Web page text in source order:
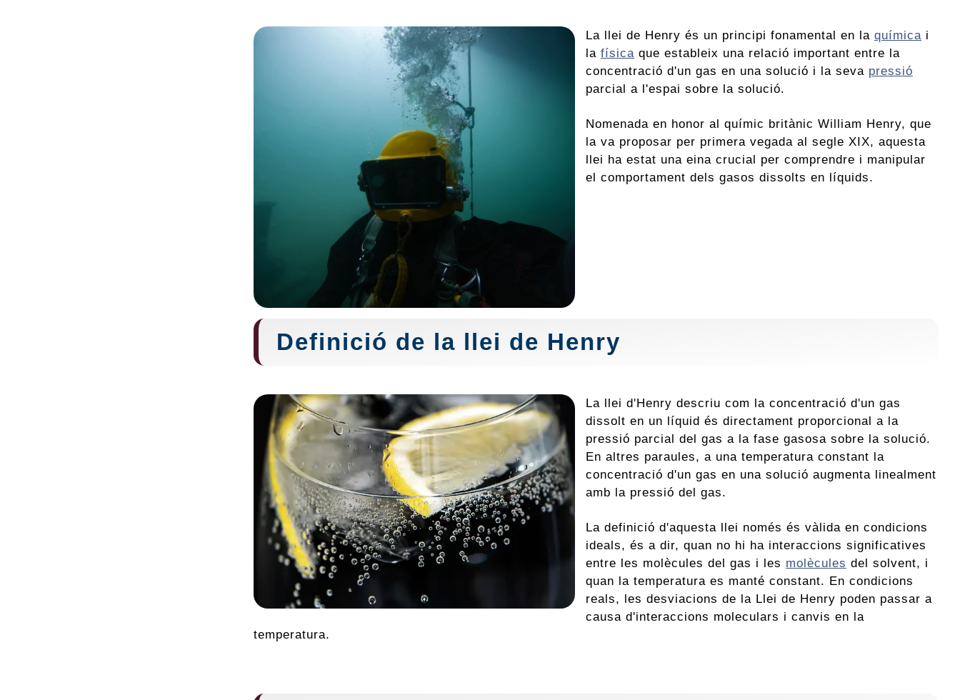
La llei de Henry és un principi fonamental en la química i
la física que estableix una relació important entre la
concentració d'un gas en una solució i la seva pressió
parcial a l'espai sobre la solució.
Nomenada en honor al químic britànic William Henry, que
la va proposar per primera vegada al segle XIX, aquesta
llei ha estat una eina crucial per comprendre i manipular
el comportament dels gasos dissolts en líquids.
Definició de la llei de Henry
La llei d'Henry descriu com la concentració d'un gas
dissolt en un líquid és directament proporcional a la
pressió parcial del gas a la fase gasosa sobre la solució.
En altres paraules, a una temperatura constant la
concentració d'un gas en una solució augmenta linealment
amb la pressió del gas.
La definició d'aquesta llei només és vàlida en condicions
ideals, és a dir, quan no hi ha interaccions significatives
entre les molècules del gas i les molècules del solvent, i
quan la temperatura es manté constant. En condicions
reals, les desviacions de la Llei de Henry poden passar a
causa d'interaccions moleculars i canvis en la
temperatura.